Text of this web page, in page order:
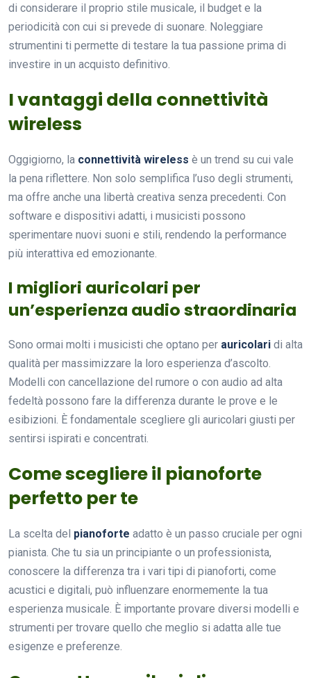
di considerare il proprio stile musicale, il budget e la
periodicità con cui si prevede di suonare. Noleggiare
strumentini ti permette di testare la tua passione prima di
investire in un acquisto definitivo.
I vantaggi della connettività
wireless
Oggigiorno, la connettività wireless è un trend su cui vale
la pena riflettere. Non solo semplifica l’uso degli strumenti,
ma offre anche una libertà creativa senza precedenti. Con
software e dispositivi adatti, i musicisti possono
sperimentare nuovi suoni e stili, rendendo la performance
più interattiva ed emozionante.
I migliori auricolari per
un’esperienza audio straordinaria
Sono ormai molti i musicisti che optano per auricolari di alta
qualità per massimizzare la loro esperienza d’ascolto.
Modelli con cancellazione del rumore o con audio ad alta
fedeltà possono fare la differenza durante le prove e le
esibizioni. È fondamentale scegliere gli auricolari giusti per
sentirsi ispirati e concentrati.
Come scegliere il pianoforte
perfetto per te
La scelta del pianoforte adatto è un passo cruciale per ogni
pianista. Che tu sia un principiante o un professionista,
conoscere la differenza tra i vari tipi di pianoforti, come
acustici e digitali, può influenzare enormemente la tua
esperienza musicale. È importante provare diversi modelli e
strumenti per trovare quello che meglio si adatta alle tue
esigenze e preferenze.